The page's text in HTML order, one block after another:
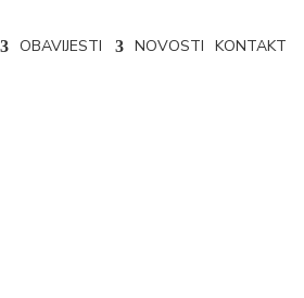
OBAVIJESTI NOVOSTI KONTAKT